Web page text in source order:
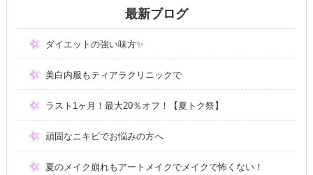
最新ブログ
ダイエットの強い味方✨
美白内服もティアラクリニックで
ラスト1ヶ月！最大20％オフ！【夏トク祭】
頑固なニキビでお悩みの方へ
夏のメイク崩れもアートメイクでメイクで怖くない！